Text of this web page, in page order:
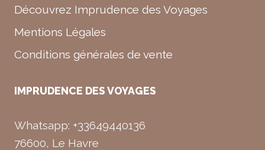
Découvrez Imprudence des Voyages
Mentions Légales
Conditions générales de vente
IMPRUDENCE DES VOYAGES
Whatsapp: +33649440136
76600, Le Havre